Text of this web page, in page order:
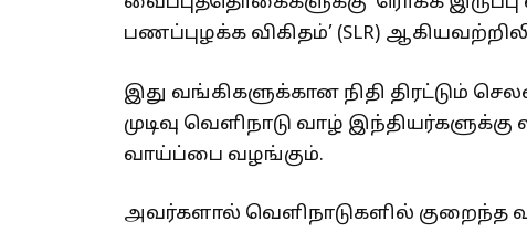
பணப்புழக்க விகிதம்’ (SLR)
இது வங்கிகளுக்கான நிதி திரட்டும்
முடிவு வெளிநாடு வாழ்
வாய்ப்பை வழங்கும்.
அவர்களால் வெளிநாடுகளில் குறைந்த